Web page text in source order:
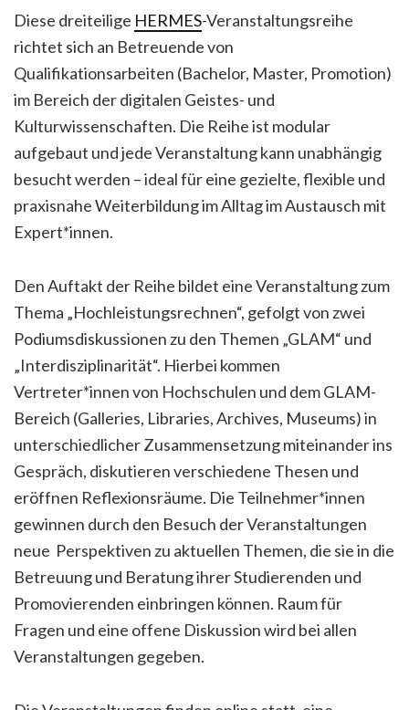
Diese dreiteilige HERMES-Veranstaltungsreihe
richtet sich an Betreuende von
Qualifikationsarbeiten (Bachelor, Master, Promotion)
im Bereich der digitalen Geistes- und
Kulturwissenschaften. Die Reihe ist modular
aufgebaut und jede Veranstaltung kann unabhängig
besucht werden – ideal für eine gezielte, flexible und
praxisnahe Weiterbildung im Alltag im Austausch mit
Expert*innen.
Den Auftakt der Reihe bildet eine Veranstaltung zum
Thema „Hochleistungsrechnen“, gefolgt von zwei
Podiumsdiskussionen zu den Themen „GLAM“ und
„Interdisziplinarität“. Hierbei kommen
Vertreter*innen von Hochschulen und dem GLAM-
Bereich (Galleries, Libraries, Archives, Museums) in
unterschiedlicher Zusammensetzung miteinander ins
Gespräch, diskutieren verschiedene Thesen und
eröffnen Reflexionsräume. Die Teilnehmer*innen
gewinnen durch den Besuch der Veranstaltungen
neue Perspektiven zu aktuellen Themen, die sie in die
Betreuung und Beratung ihrer Studierenden und
Promovierenden einbringen können. Raum für
Fragen und eine offene Diskussion wird bei allen
Veranstaltungen gegeben.